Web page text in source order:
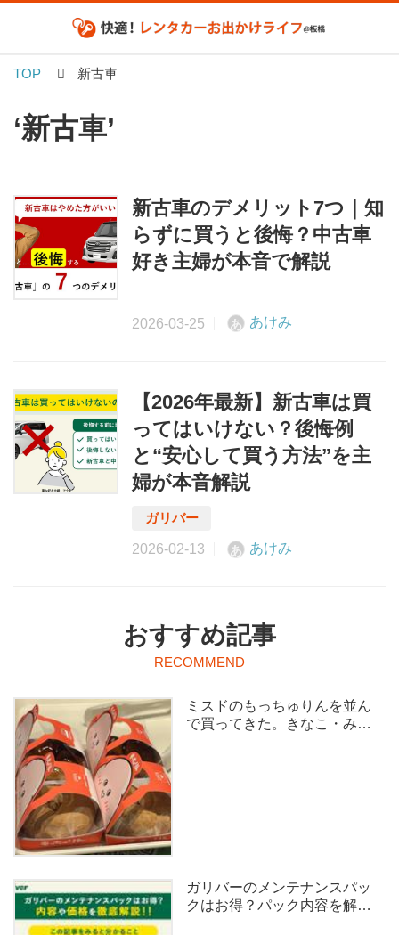
TOP 新古車
‘新古車’
新古車のデメリット7つ｜知
らずに買うと後悔？中古車
好き主婦が本音で解説
あ あけみ
【2026年最新】新古車は買
ってはいけない？後悔例
と“安心して買う方法”を主
婦が本音解説
あ あけみ
おすすめ記事
ミスドのもっちゅりんを並ん
で買ってきた。きなこ・みた
ガリバーのメンテナンスパッ
クはお得？パック内容を解